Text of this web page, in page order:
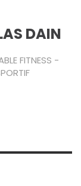
DAIN
FITNESS -